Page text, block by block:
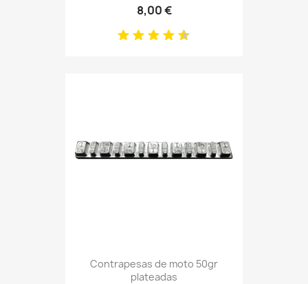
8,00 €
Contrapesas de moto 50gr
plateadas